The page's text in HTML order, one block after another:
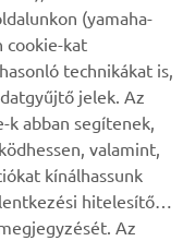
and the custom fuel
Four’ will be
personalize their
(yamaha-
cookie-kat
technikákat is,
jelek. Az
k abban segítenek,
valamint,
kínálhassunk
hitelesítő
Az